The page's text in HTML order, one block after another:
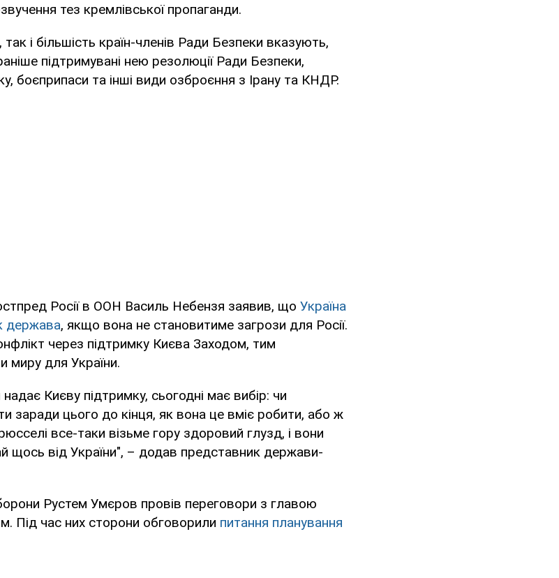
тез кремлівської пропаганди.
і більшість країн-членів Ради Безпеки вказують,
підтримувані нею резолюції Ради Безпеки,
боєприпаси та інші види озброєння з Ірану та КНДР.
Росії в ООН Василь Небензя заявив, що Україна
держава, якщо вона не становитиме загрози для Росії.
через підтримку Києва Заходом, тим
миру для України.
Києву підтримку, сьогодні має вибір: чи
заради цього до кінця, як вона це вміє робити, або ж
все-таки візьме гору здоровий глузд, і вони
щось від України", – додав представник держави-
Рустем Умєров провів переговори з главою
Під час них сторони обговорили питання планування